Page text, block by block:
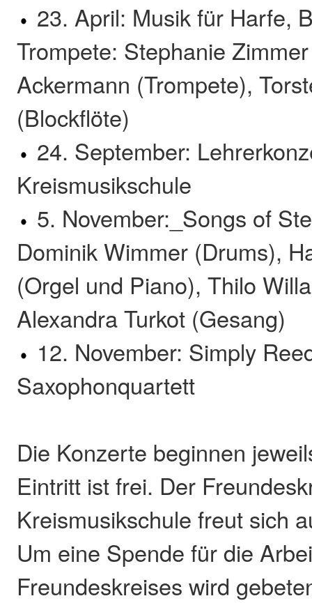
23. April: Musik für Harfe,
Trompete: Stephanie
Ackermann (Trompete),
(Blockflöte)
24. September:
Kreismusikschule
5. November:_Songs of
Dominik Wimmer (Drums),
(Orgel und Piano), Thilo
Alexandra Turkot (Gesang)
12. November: Simply
Saxophonquartett
Die Konzerte beginnen
Eintritt ist frei. Der
Kreismusikschule freut sich
Um eine Spende für die
Freundeskreises wird